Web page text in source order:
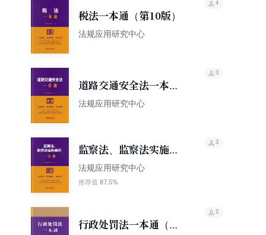
税法一本通（第10版）
法规应用研究中心
4
道路交通安全法一本通
（第10版）
法规应用研究中心
3
监察法、监察法实施条
例一本通（第10版）
法规应用研究中心
推荐值 87.5%
3
行政处罚法一本通（第
2